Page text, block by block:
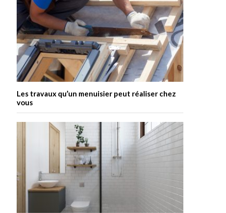
Les travaux qu’un menuisier peut réaliser chez
vous